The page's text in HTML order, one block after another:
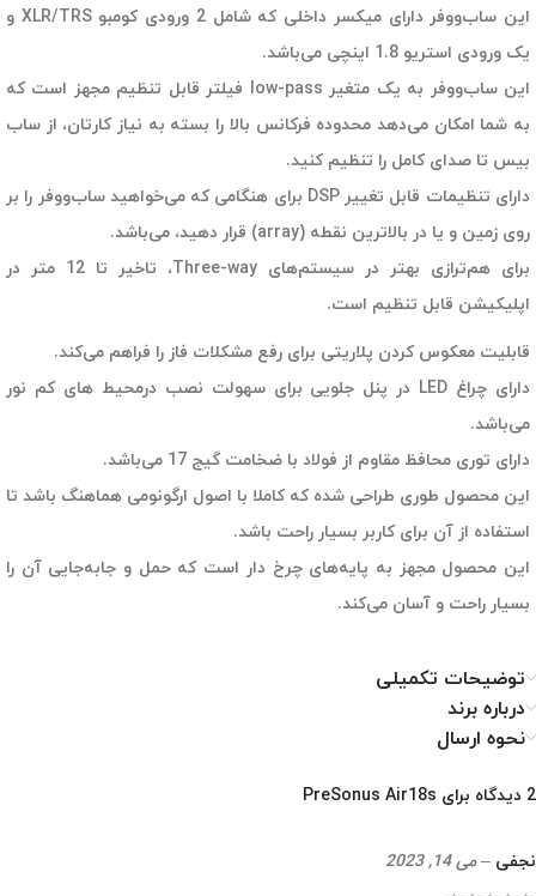
این ساب‌ووفر دارای میکسر داخلی که شامل 2 ورودی کومبو XLR/TRS و
یک ورودی استریو 1.8 اینچی می‌باشد.
این ساب‌ووفر به یک متغیر low-pass فیلتر قابل تنظیم مجهز است که
به شما امکان می‌دهد محدوده فرکانس بالا را بسته به نیاز کارتان، از ساب
بیس تا صدای کامل را تنظیم کنید.
دارای تنظیمات قابل تغییر DSP برای هنگامی که می‌خواهید ساب‌ووفر را بر
روی زمین و یا در بالاترین نقطه (array) قرار دهید، می‎‌باشد.
برای هم‌ترازی بهتر در سیستم‌های Three-way، تاخیر تا 12 متر در
اپلیکیشن قابل تنظیم است.
قابلیت معکوس کردن پلاریتی برای رفع مشکلات فاز را فراهم می‌کند.
دارای چراغ LED در پنل جلویی برای سهولت نصب درمحیط های کم نور
می‌باشد.
دارای توری محافظ مقاوم از فولاد با ضخامت گیج 17 می‌باشد.
این محصول طوری طراحی شده که کاملا با اصول ارگونومی هماهنگ باشد تا
استفاده از آن برای کاربر بسیار راحت باشد.
این محصول مجهز به پایه‌های چرخ دار است که حمل و جابه‌جایی آن را
بسیار راحت و آسان می‌کند.
توضیحات تکمیلی
درباره برند
نحوه ارسال
2 دیدگاه برای PreSonus Air18s
نجفی – می 14, 2023